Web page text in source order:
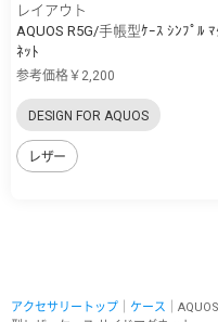
レイアウト
AQUOS R5G/手帳型ｹｰｽ ｼﾝﾌﾟﾙ ﾏ
ﾈｯﾄ
参考価格￥2,200
DESIGN FOR AQUOS
レザー
アクセサリートップ ケース ｜